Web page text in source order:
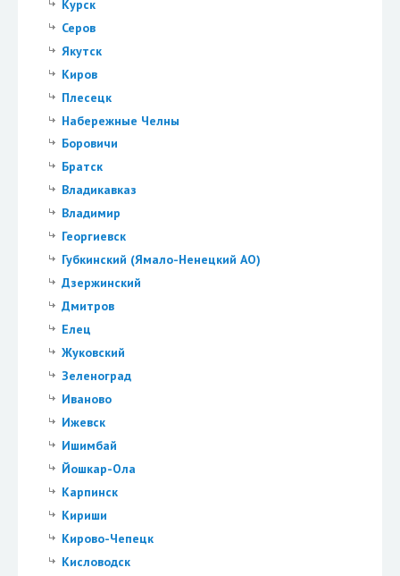
Курск
Серов
Якутск
Киров
Плесецк
Набережные Челны
Боровичи
Братск
Владикавказ
Владимир
Георгиевск
Губкинский (Ямало-Ненецкий АО)
Дзержинский
Дмитров
Елец
Жуковский
Зеленоград
Иваново
Ижевск
Ишимбай
Йошкар-Ола
Карпинск
Кириши
Кирово-Чепецк
Кисловодск